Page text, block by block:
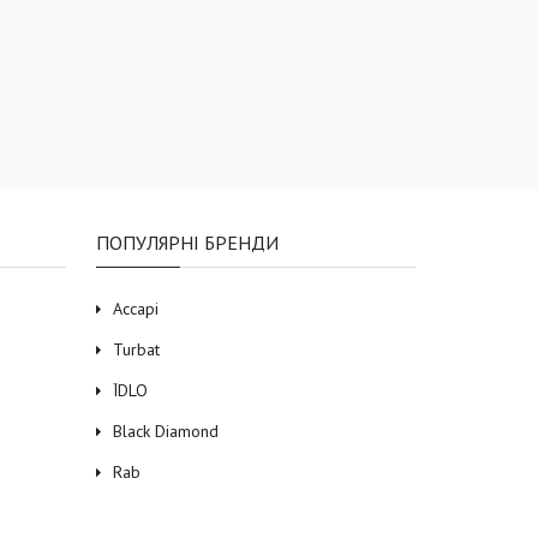
ПОПУЛЯРНІ БРЕНДИ
Accapi
Turbat
ЇDLO
Black Diamond
Rab